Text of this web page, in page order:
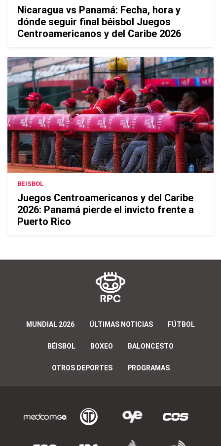
Nicaragua vs Panamá: Fecha, hora y
dónde seguir final béisbol Juegos
Centroamericanos y del Caribe 2026
BEISBOL
Juegos Centroamericanos y del Caribe
2026: Panamá pierde el invicto frente a
Puerto Rico
MUNDIAL 2026 ÚLTIMAS NOTICIAS FÚTBOL
BÉISBOL BOXEO BALONCESTO
OTROS DEPORTES PROGRAMAS